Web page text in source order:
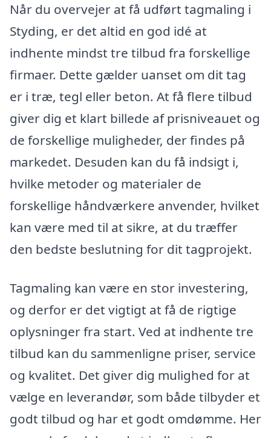
Når du overvejer at få udført tagmaling i
Styding, er det altid en god idé at
indhente mindst tre tilbud fra forskellige
firmaer. Dette gælder uanset om dit tag
er i træ, tegl eller beton. At få flere tilbud
giver dig et klart billede af prisniveauet og
de forskellige muligheder, der findes på
markedet. Desuden kan du få indsigt i,
hvilke metoder og materialer de
forskellige håndværkere anvender, hvilket
kan være med til at sikre, at du træffer
den bedste beslutning for dit tagprojekt.
Tagmaling kan være en stor investering,
og derfor er det vigtigt at få de rigtige
oplysninger fra start. Ved at indhente tre
tilbud kan du sammenligne priser, service
og kvalitet. Det giver dig mulighed for at
vælge en leverandør, som både tilbyder et
godt tilbud og har et godt omdømme. Her